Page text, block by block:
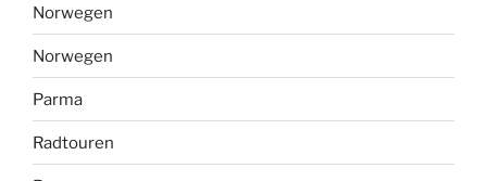
Norwegen
Norwegen
Parma
Radtouren